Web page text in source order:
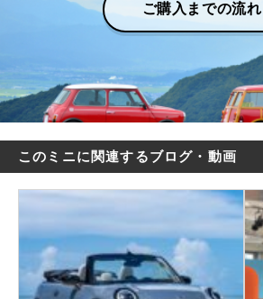
ご購入までの流れ
このミニに関連するブログ・動画